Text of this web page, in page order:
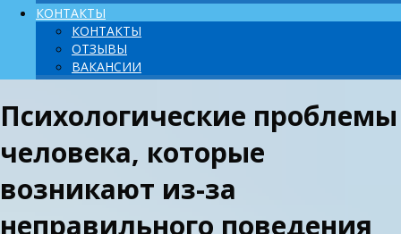
КОНТАКТЫ
КОНТАКТЫ
ОТЗЫВЫ
ВАКАНСИИ
Психологические проблемы
человека, которые
возникают из-за
неправильного поведения